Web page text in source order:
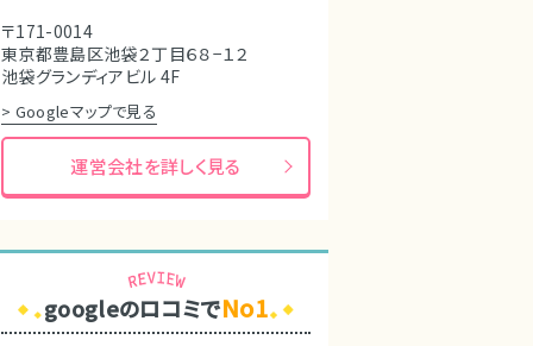
〒171-0014
東京都豊島区池袋２丁目６８−１２
池袋グランディアビル 4F
> Googleマップで見る
運営会社を詳しく見る
googleのロコミでNo1